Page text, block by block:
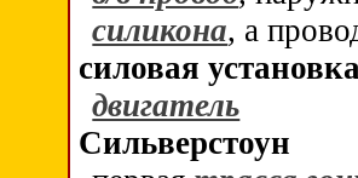
силикона, а
силовая
двигатель
Сильверстоун